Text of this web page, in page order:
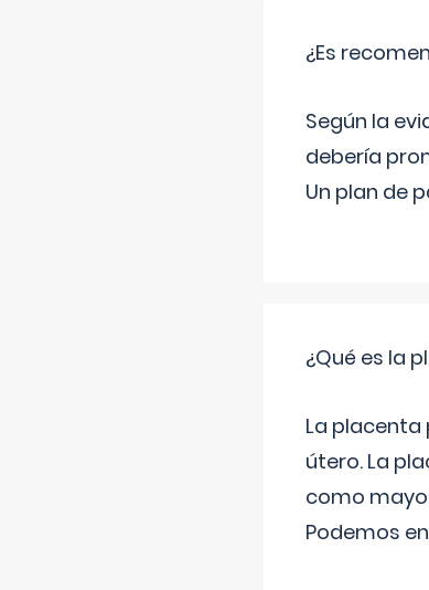
¿Es
Según la
debería
Un plan de
¿Qué es la
La placenta
útero. La
como
Podemos